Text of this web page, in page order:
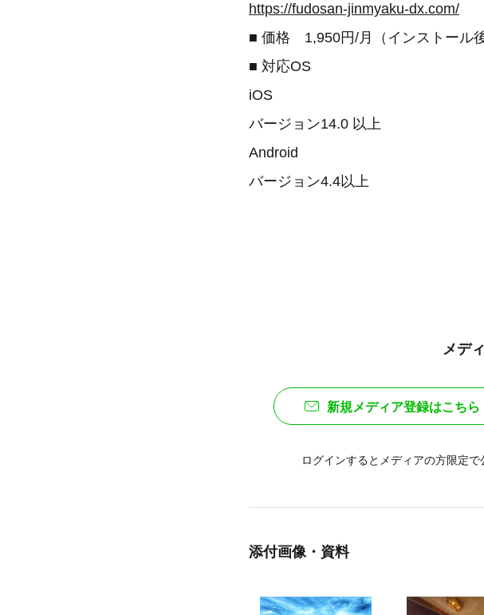
https://fudosan-jinmyaku-dx.com/
■ 価格 1,950円/月（インストール
■ 対応OS
iOS
バージョン14.0 以上
Android
バージョン4.4以上
メデ
新規メディア登録はこちら
ログインするとメディアの方限定で
添付画像・資料